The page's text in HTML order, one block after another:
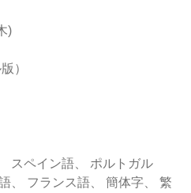
)
）
スペイン語、 ポルトガル
、 フランス語、 簡体字、 繁